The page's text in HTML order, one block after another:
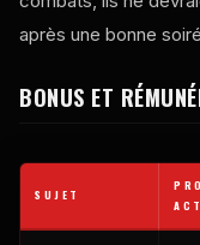
après une bonne
BONUS ET
SUJET